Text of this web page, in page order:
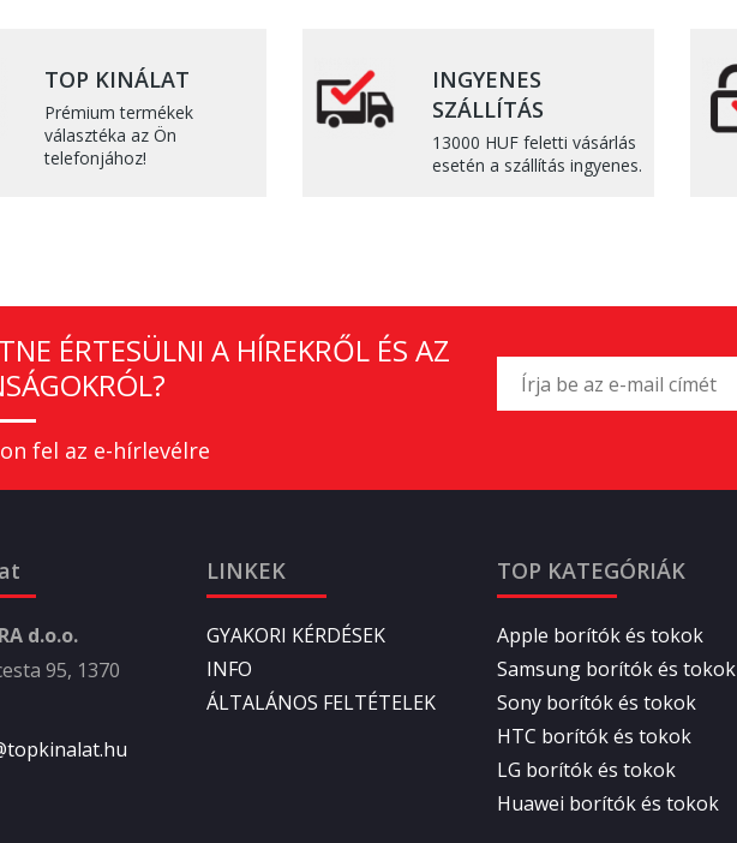
TOP KINÁLAT
Prémium termékek
választéka az Ön
telefonjához!
INGYENES
SZÁLLÍTÁS
13000 HUF feletti vásárlás
esetén a szállítás ingyenes.
ÉRTESÜLNI A HÍREKRŐL ÉS AZ
fel az e-hírlevélre
d.o.o.
95, 1370
LINKEK
GYAKORI KÉRDÉSEK
INFO
ÁLTALÁNOS FELTÉTELEK
TOP KATEGÓRIÁK
Apple borítók és tokok
Samsung borítók és tokok
Sony borítók és tokok
HTC borítók és tokok
LG borítók és tokok
Huawei borítók és tokok